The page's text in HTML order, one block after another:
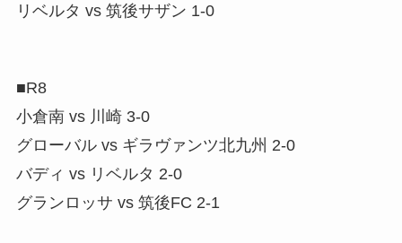
リベルタ vs 筑後サザン 1-0
■R8
小倉南 vs 川崎 3-0
グローバル vs ギラヴァンツ北九州 2-0
バディ vs リベルタ 2-0
グランロッサ vs 筑後FC 2-1